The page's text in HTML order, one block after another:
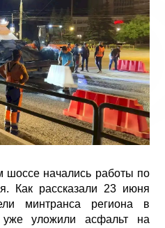
начались работы по
Как рассказали 23 июня
минтранса региона в
уже уложили асфальт на